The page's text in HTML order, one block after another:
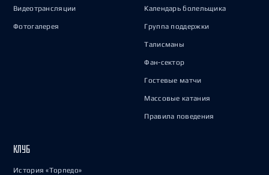
Видеотрансляции
Фотогалерея
Календарь болельщика
Группа поддержки
Талисманы
Фан-сектор
Гостевые матчи
Массовые катания
Правила поведения
КЛУБ
История «Торпедо»